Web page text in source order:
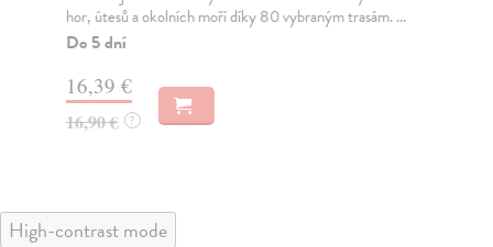
hor, útesů a okolních moří díky 80 vybraným trasám. ...
Do 5 dní
16,39 €
16,90 € ?
High-contrast mode